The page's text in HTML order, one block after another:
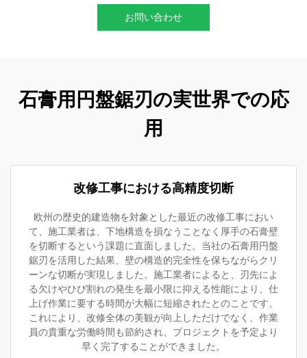
お問い合わせ
石膏用円盤鋸刃の実世界での応
用
改修工事における高精度切断
欧州の歴史的建造物を対象とした最近の改修工事におい
て、施工業者は、下地構造を損なうことなく厚手の石膏壁
を切断するという課題に直面しました。当社の石膏用円盤
鋸刃を活用した結果、壁の構造的完全性を保ちながらクリ
ーンな切断が実現しました。施工業者によると、刃先によ
る欠けやひび割れの発生を最小限に抑える性能により、仕
上げ作業に要する時間が大幅に短縮されたとのことです。
これにより、改修全体の美観が向上しただけでなく、作業
員の貴重な労働時間も節約され、プロジェクトを予定より
早く完了することができました。